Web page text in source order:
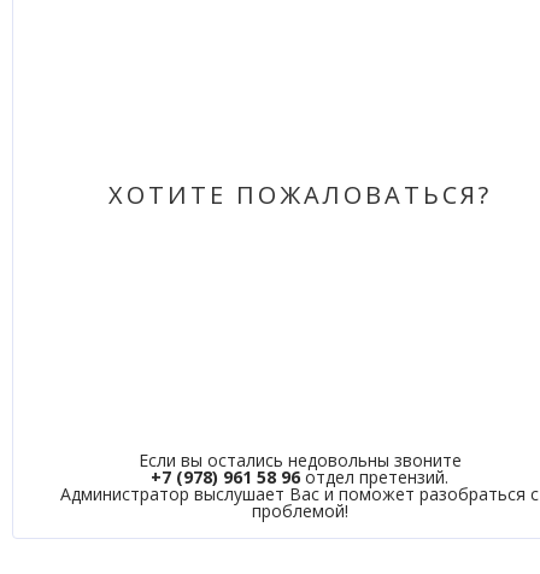
ХОТИТЕ ПОЖАЛОВАТЬСЯ?
Если вы остались недовольны звоните
+7 (978) 961 58 96 отдел претензий.
Администратор выслушает Вас и поможет разобраться с
проблемой!